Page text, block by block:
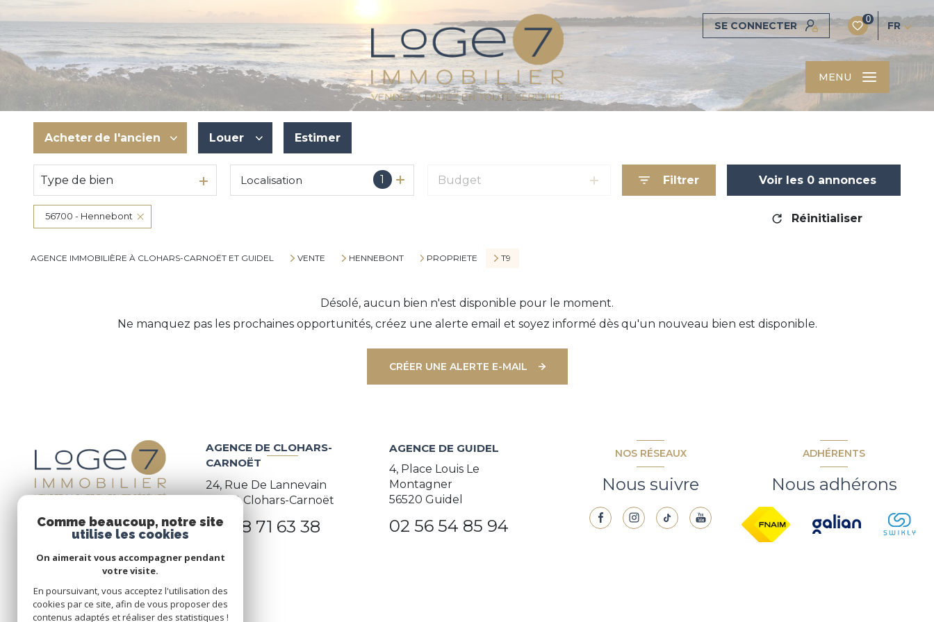
SE CONNECTER
0
FR
MENU
Acheter de l'ancien
De l'ancien
Du neuf
De l'immo pro
Louer
à l'année
Estimer
Type de bien 1
Localisation Budget Filtrer Voir les 0annonces
56700 - Hennebont Réinitialiser
AGENCE IMMOBILIÈRE À CLOHARS-CARNOËT ET GUIDEL VENTE HENNEBONT PROPRIETE T9
Désolé, aucun bien n'est disponible pour le moment.
Ne manquez pas les prochaines opportunités, créez une alerte email et soyez informé dès qu'un nouveau bien est disponible.
CRÉER UNE ALERTE E-MAIL
AGENCE DE CLOHARS-
CARNOËT
24, Rue De Lannevain
29360Clohars-Carnoët
02 98 71 63 38
AGENCE DE GUIDEL
4, Place Louis Le
Montagner
56520 Guidel
02 56 54 85 94
NOS RÉSEAUX
Nous suivre
ADHÉRENTS
Nous adhérons
Comme beaucoup, notre site
utilise les cookies
On aimerait vous accompagner pendant
votre visite.
En poursuivant, vous acceptez l'utilisation des
cookies par ce site, afin de vous proposer des
contenus adaptés et réaliser des statistiques !